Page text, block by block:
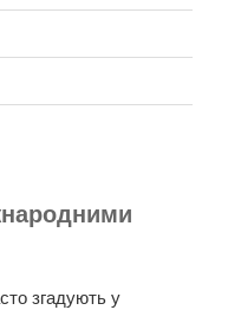
згадують у